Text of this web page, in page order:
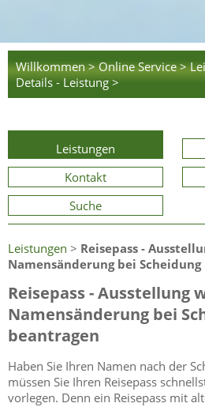
Willkommen > Online Service >
Details - Leistung >
Leistungen
Kontakt
Suche
Leistungen > Reisepass -
Namensänderung bei
Reisepass - Ausstellung
Namensänderung bei
beantragen
Haben Sie Ihren Namen nach der
müssen Sie Ihren Reisepass
vorlegen. Denn ein Reisepass mit